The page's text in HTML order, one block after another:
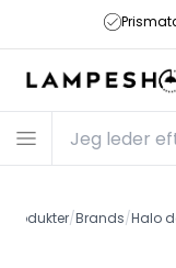
Produkter/Brands/Halo